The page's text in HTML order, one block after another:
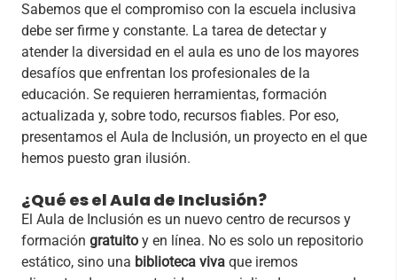
Sabemos que el compromiso con la escuela inclusiva
debe ser firme y constante. La tarea de detectar y
atender la diversidad en el aula es uno de los mayores
desafíos que enfrentan los profesionales de la
educación. Se requieren herramientas, formación
actualizada y, sobre todo, recursos fiables. Por eso,
presentamos el Aula de Inclusión, un proyecto en el que
hemos puesto gran ilusión.
¿Qué es el Aula de Inclusión?
El Aula de Inclusión es un nuevo centro de recursos y
formación gratuito y en línea. No es solo un repositorio
estático, sino una biblioteca viva que iremos